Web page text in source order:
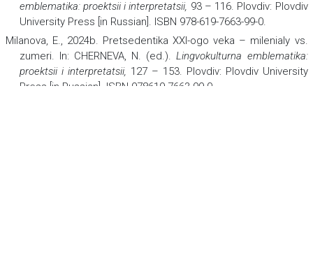
emblematika: proektsii i interpretatsii, 93 – 116. Plovdiv: Plovdiv
University Press [in Russian]. ISBN 978-619-7663-99-0.
Milanova, E., 2024b. Pretsedentika XXI-ogo veka – milenialy vs.
zumeri. In: CHERNEVA, N. (ed.).Lingvokulturna emblematika:
proektsii i interpretatsii, 127 – 153. Plovdiv: Plovdiv University
Press [in Russian]. ISBN 978619-7663-99-0.